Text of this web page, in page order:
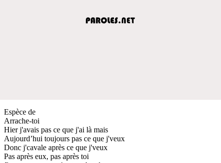
Espèce de
Arrache-toi
Hier j'avais pas ce que j'ai là mais
Aujourd’hui toujours pas ce que j'veux
Donc j'cavale après ce que j'veux
Pas après eux, pas après toi